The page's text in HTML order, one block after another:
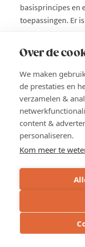
Over de
We maken
de prestaties en
verzamelen &
content &
personaliseren.
Kom meer te
basisprincipes en
toepassingen. Er
Kortrijk
Prijs
Voka-leden:
Niet-leden:
Lees meer
AI
WEST-VLAANDEREN